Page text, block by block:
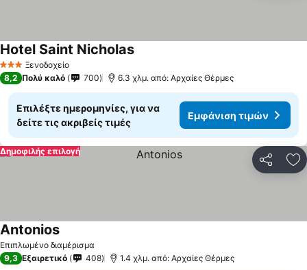
3 ΑστέριαΞενοδοχείο
Hotel Saint Nicholas
8,2 Πολύ καλό 700 6.3 χλμ. από: Αρχαίες Θέρμες
Επιλέξτε ημερομηνίες, για να
δείτε τις ακριβείς τιμές
Εμφάνιση τιμών
Δημοφιλής επιλογή
Επιπλωμένο διαμέρισμα
Antonios
9,3 Εξαιρετικό 408 1.4 χλμ. από: Αρχαίες Θέρμες